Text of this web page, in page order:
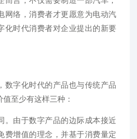
网络，消费者才更愿意为电动汽
化时代消费者对企业提出的新要
数字化时代的产品也与传统产品
至少有这样三种：
。由于数字产品的边际成本接近
费增值的理念，并基于消费量定